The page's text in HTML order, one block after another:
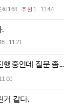
회 168 추천 1 11:44
.
11:21
행중인데 질문 좀...
11:00
거 같다.